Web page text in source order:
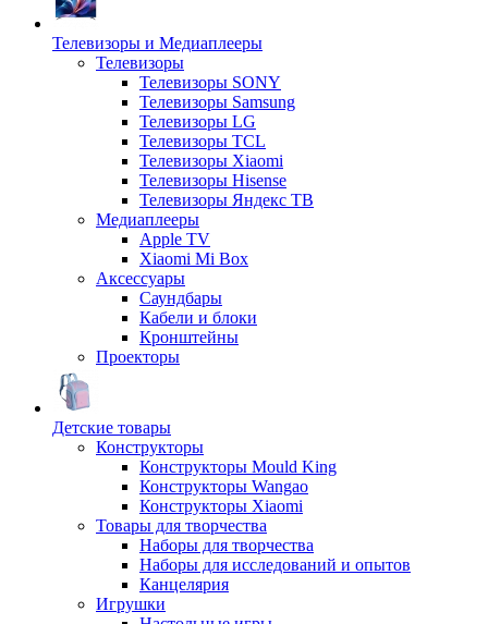
Телевизоры и Медиаплееры
Телевизоры
Телевизоры SONY
Телевизоры Samsung
Телевизоры LG
Телевизоры TCL
Телевизоры Xiaomi
Телевизоры Hisense
Телевизоры Яндекс ТВ
Медиаплееры
Apple TV
Xiaomi Mi Box
Аксессуары
Саундбары
Кабели и блоки
Кронштейны
Проекторы
Детские товары
Конструкторы
Конструкторы Mould King
Конструкторы Wangao
Конструкторы Xiaomi
Товары для творчества
Наборы для творчества
Наборы для исследований и опытов
Канцелярия
Игрушки